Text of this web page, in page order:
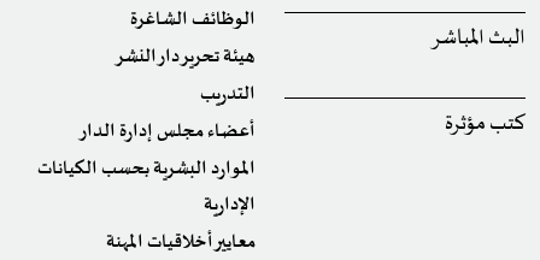
البث المباشر
كتب مؤثرة
الوظائف الشاغرة
هيئة تحرير دار النشر
التدريب
أعضاء مجلس إدارة الدار
الموارد البشرية بحسب الكيانات
الإدارية
معايير أخلاقيات المهنة